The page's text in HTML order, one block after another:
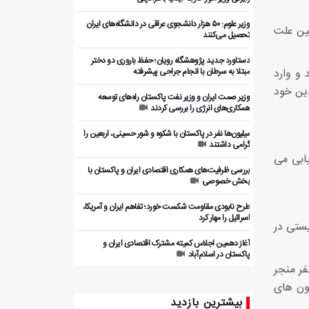
علت
و وارد
دین خود
می
در
منجر
های
وزیر علوم: ۵۰ هزار دانشجوی عراقی در دانشگاه‌های ایران
تحصیل می‌کنند
دستاورد جدید پژوهشگاه رویان؛ حفظ باروری دو دختر
مبتلا به سرطان با انجام جراحی پیشرفته
وزیر صمت ایران و وزیر نفت پاکستان راه‌های توسعه
همکاری‌های انرژی را بررسی کردند
میلیون‌ها نفر در پاکستان با شکوه و شور حسینی، اربعین را
گرامی داشتند
بررسی ظرفیت‌های همکاری اقتصادی ایران و پاکستان با
بخش خصوصی
طرح نابودی مقاومت شکست خورد؛ تفاهم ایران و آمریکا،
اسرائیل را مهار کرد
آغاز دهمین اجلاس کمیته مشترک اقتصادی ایران و
پاکستان در اسلام‌آباد
بیشترین بازدید